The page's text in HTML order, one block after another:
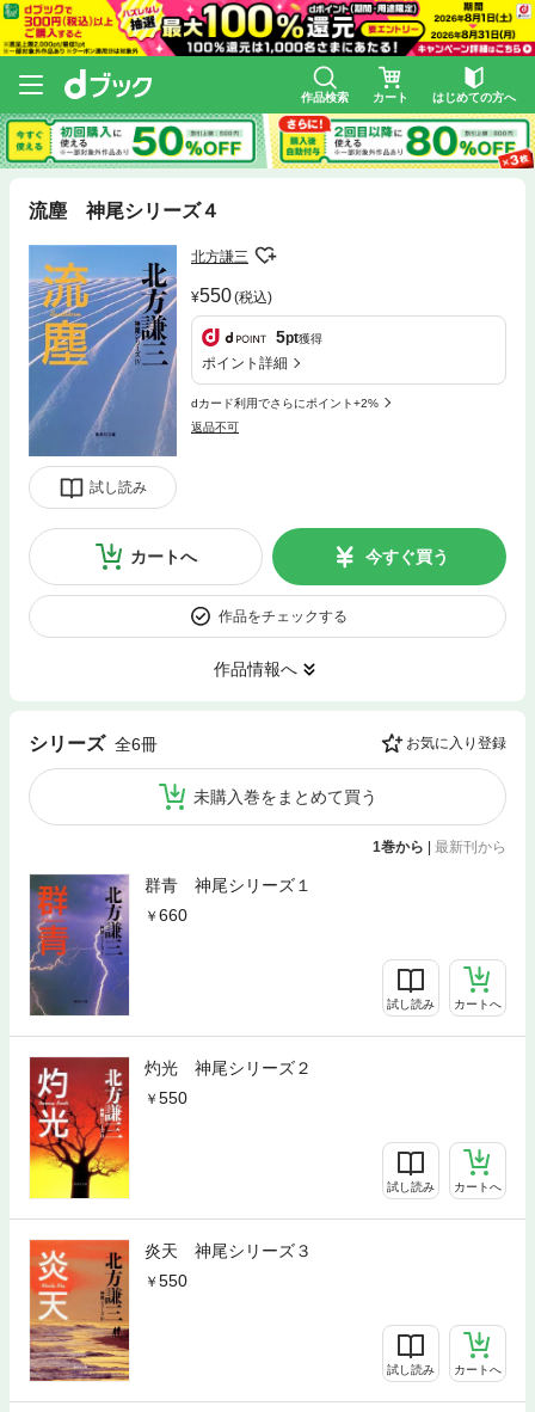
作品検索 カート はじめての方へ
流塵 神尾シリーズ４
試し読み
北方謙三
550(税込)
5pt獲得
ポイント詳細
dカード利用でさらにポイント+2%
返品不可
カートへ 今すぐ買う
作品をチェックする
作品情報へ
シリーズ 全6冊 お気に入り登録
未購入巻をまとめて買う
1巻から | 最新刊から
群青 神尾シリーズ１
660
試し読み カートへ
灼光 神尾シリーズ２
550
試し読み カートへ
炎天 神尾シリーズ３
550
試し読み カートへ